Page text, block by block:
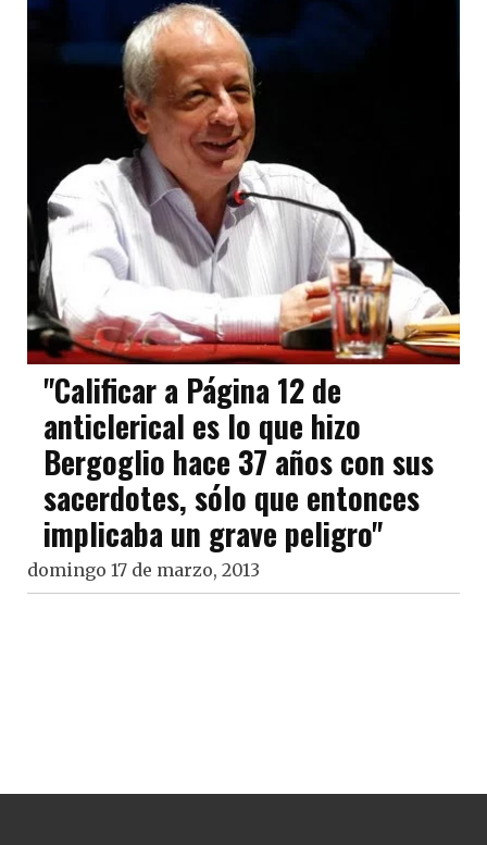
"Calificar a Página 12 de
anticlerical es lo que hizo
Bergoglio hace 37 años con sus
sacerdotes, sólo que entonces
implicaba un grave peligro"
domingo 17 de marzo, 2013